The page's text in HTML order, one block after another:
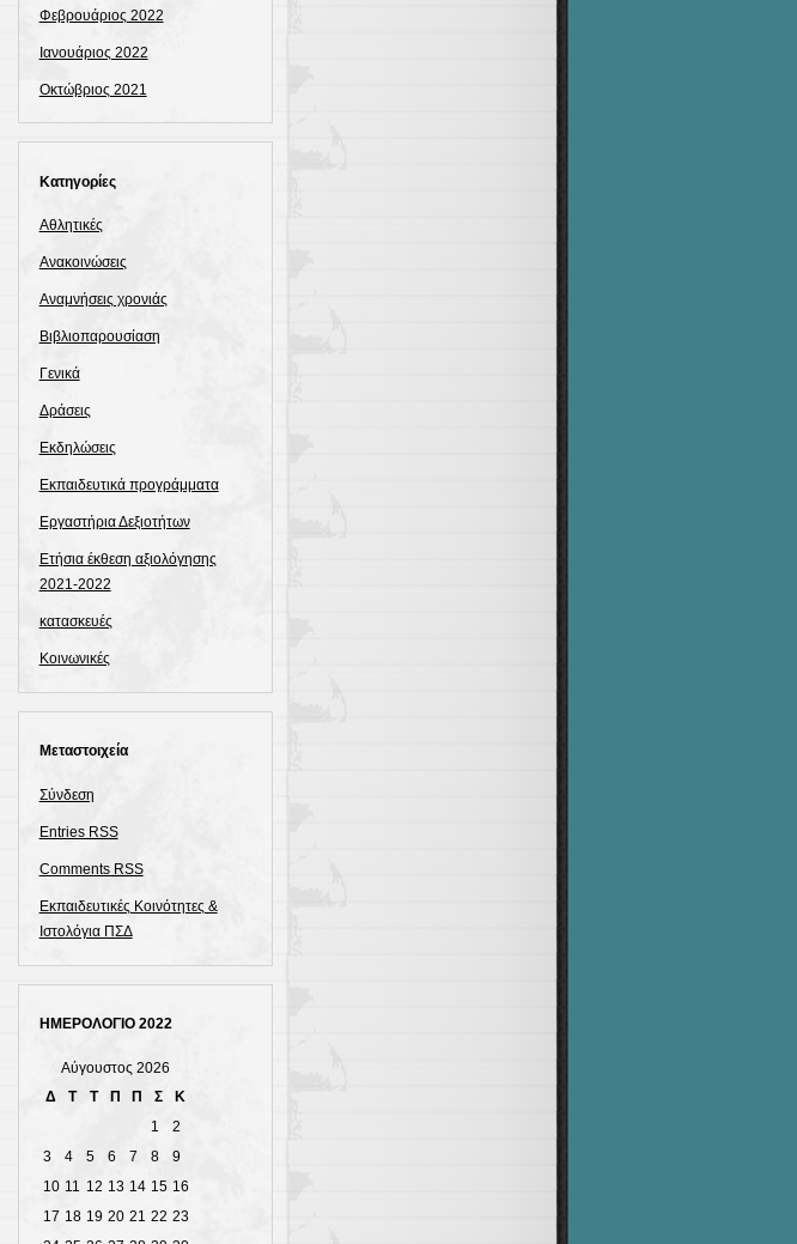
Φεβρουάριος 2022
Ιανουάριος 2022
Οκτώβριος 2021
Kατηγορίες
Αθλητικές
Ανακοινώσεις
Αναμνήσεις χρονιάς
Βιβλιοπαρουσίαση
Γενικά
Δράσεις
Εκδηλώσεις
Εκπαιδευτικά προγράμματα
Εργαστήρια Δεξιοτήτων
Ετήσια έκθεση αξιολόγησης
2021-2022
κατασκευές
Κοινωνικές
Μεταστοιχεία
Σύνδεση
Entries RSS
Comments RSS
Εκπαιδευτικές Κοινότητες &
Ιστολόγια ΠΣΔ
ΗΜΕΡΟΛΟΓΙΟ 2022
Αύγουστος 2026
Δ
Τ Τ Π Π Σ
Κ
1
2
3
4 5 6 7 8
9
10 11 12 13 14 15 16
17 18 19 20 21 22 23